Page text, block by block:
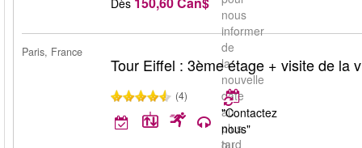
nous
informer
de
la
nouvelle
date
au
plus
tard
Paris, France
Tour Eiffel : 3ème étage + visite de la
(4)
"Contactez
nous"
ou